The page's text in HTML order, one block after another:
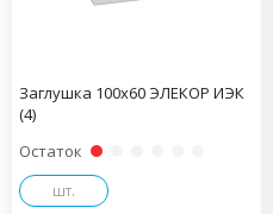
Заглушка 100х60 ЭЛЕКОР ИЭК
(4)
Остаток
шт.